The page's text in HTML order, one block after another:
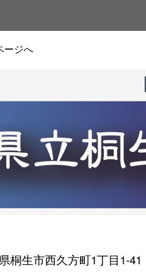
ージへ
桐生市西久方町1丁目1-41